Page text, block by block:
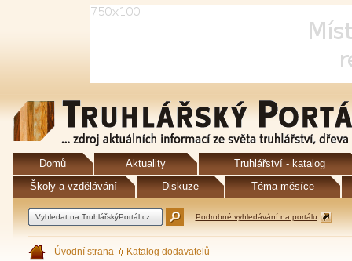
Domů Aktuality
Truhlářství - katalog
Školy a vzdělávání
Diskuze Téma měsíce
Podrobné vyhledávání na portálu
Úvodní strana Katalog dodavatelů